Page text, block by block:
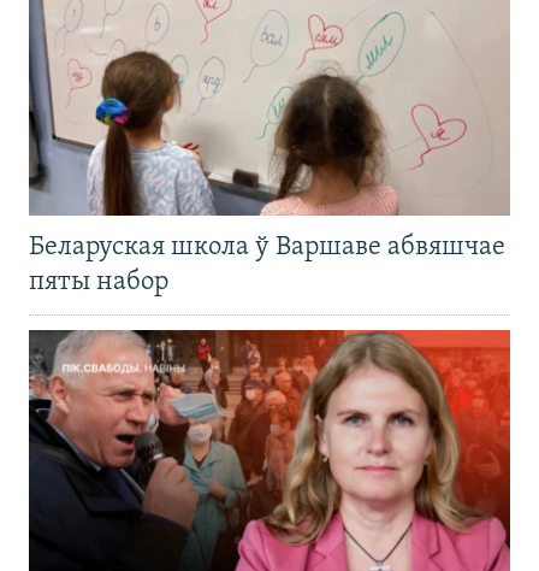
Беларуская школа ў Варшаве абвяшчае
пяты набор